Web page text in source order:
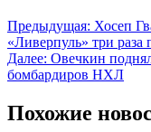
Предыдущая: Хосеп
«Ливерпуль» три раза
Далее: Овечкин
бомбардиров НХЛ
Похожие